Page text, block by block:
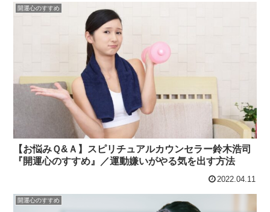
開運心のすすめ
【お悩みＱ&Ａ】スピリチュアルカウンセラー鈴木浩司
『開運心のすすめ』／運動嫌いがやる気を出す方法
2022.04.11
開運心のすすめ